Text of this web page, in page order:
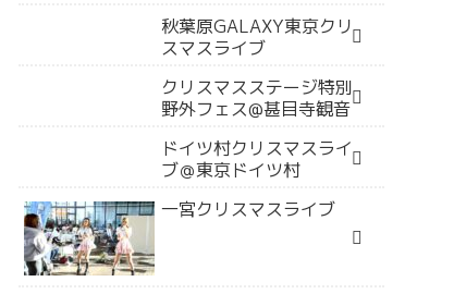
秋葉原GALAXY東京クリ
スマスライブ
クリスマスステージ特別
野外フェス@甚目寺観音
ドイツ村クリスマスライ
ブ＠東京ドイツ村
一宮クリスマスライブ